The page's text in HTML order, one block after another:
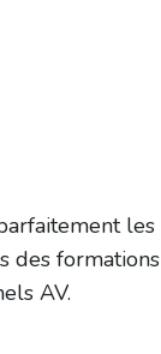
les
des formations
AV.